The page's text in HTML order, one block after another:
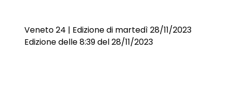
Veneto 24 | Edizione di martedì 28/11/2023
Edizione delle 8:39 del 28/11/2023